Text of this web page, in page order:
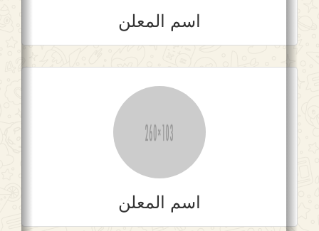
اسم المعلن
اسم المعلن